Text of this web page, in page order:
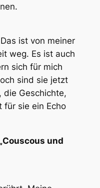
ist von meiner
weg. Es ist auch
sich für mich
sind sie jetzt
die Geschichte,
für sie ein Echo
und